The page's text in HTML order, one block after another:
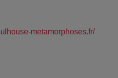
metamorphoses.fr/